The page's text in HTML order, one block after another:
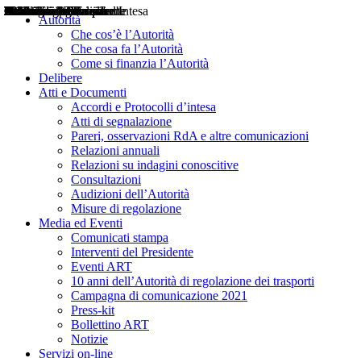
Autorità
Che cos’è l’Autorità
Che cosa fa l’Autorità
Come si finanzia l’Autorità
Delibere
Atti e Documenti
Accordi e Protocolli d’intesa
Atti di segnalazione
Pareri, osservazioni RdA e altre comunicazioni
Relazioni annuali
Relazioni su indagini conoscitive
Consultazioni
Audizioni dell’Autorità
Misure di regolazione
Media ed Eventi
Comunicati stampa
Interventi del Presidente
Eventi ART
10 anni dell’Autorità di regolazione dei trasporti
Campagna di comunicazione 2021
Press-kit
Bollettino ART
Notizie
Servizi on-line
Delibere
Pareri
Consultazioni
Audizioni
Atti di Segnalazione
Accordi e Protocolli d'Intesa
Relazioni annuali
Misure di regolazione
Notizie
Comunicati Stampa
Bollettini ART
Convegni ART
Interviste del Presidente
Articoli in primo piano
Interventi del Presidente
2004
2005
2010
2013
2014
2015
2016
2017
2018
2019
202
2020
2021
2022
2023
2024
2025
2026
Aereo
Marittimo
Terrestre